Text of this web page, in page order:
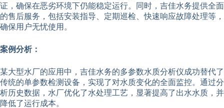
证，确保在恶劣环境下仍能稳定运行。同时，吉佳水务提供全面
的售后服务，包括安装指导、定期巡检、快速响应故障处理等，
确保用户无忧使用。
案例分析：
某大型水厂的应用中，吉佳水务的多参数水质分析仪成功替代了
传统的单参数检测设备，实现了对水质变化的全面监控。通过分
析历史数据，水厂优化了水处理工艺，显著提高了出水水质，并
降低了运行成本。